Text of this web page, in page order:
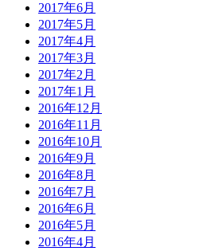
2017年6月
2017年5月
2017年4月
2017年3月
2017年2月
2017年1月
2016年12月
2016年11月
2016年10月
2016年9月
2016年8月
2016年7月
2016年6月
2016年5月
2016年4月